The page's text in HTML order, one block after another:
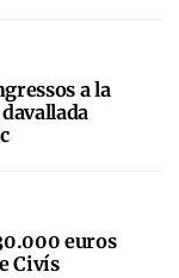
a la
euros
Civís